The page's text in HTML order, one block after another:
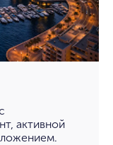
активной